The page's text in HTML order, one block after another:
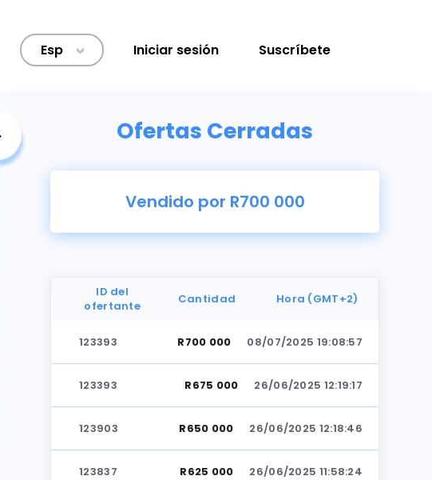
Esp > Iniciar sesión Suscríbete
Ofertas Cerradas
Vendido por R700 000
ID del
ofertante
Cantidad Hora (GMT+2)
123393 R700 000 08/07/2025 19:08:57
123393 R675 000 26/06/2025 12:19:17
123903 R650 000 26/06/2025 12:18:46
123837 R625 000 26/06/2025 11:58:24